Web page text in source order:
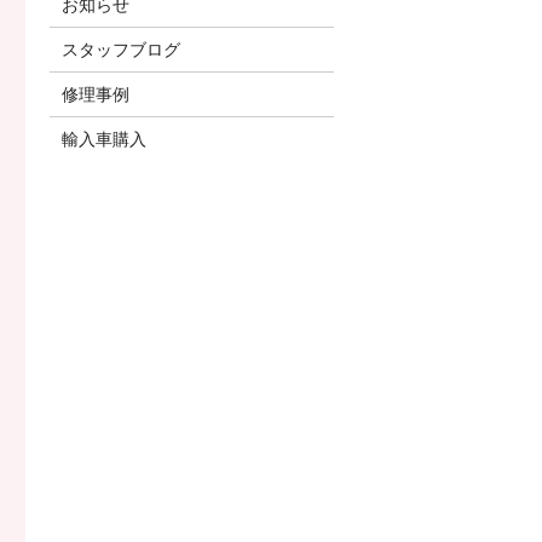
お知らせ
スタッフブログ
修理事例
輸入車購入